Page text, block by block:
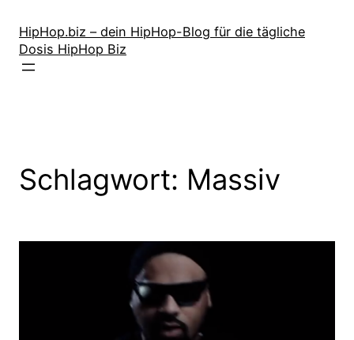
Inhalt
springen
HipHop.biz – dein HipHop-Blog für die tägliche
Dosis HipHop Biz
Schlagwort: Massiv